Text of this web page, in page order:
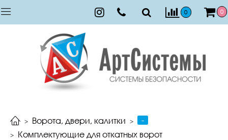
0 0
Ворота, двери, калитки
-
Комплектующие для откатных ворот